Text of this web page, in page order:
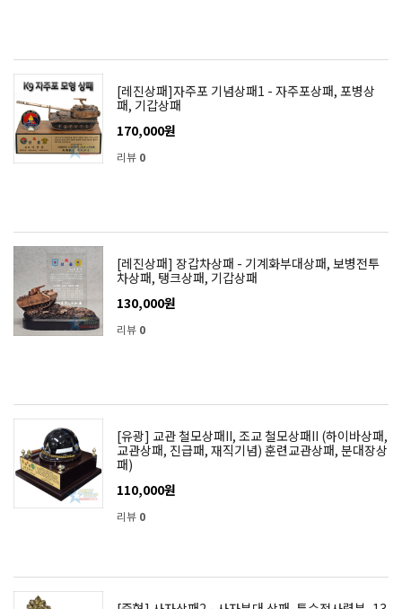
[레진상패]자주포 기념상패1 - 자주포상패, 포병상
패, 기갑상패
170,000원
리뷰 0
[레진상패] 장갑차상패 - 기계화부대상패, 보병전투
차상패, 탱크상패, 기갑상패
130,000원
리뷰 0
[유광] 교관 철모상패II, 조교 철모상패II (하이바상패,
교관상패, 진급패, 재직기념) 훈련교관상패, 분대장상
패)
110,000원
리뷰 0